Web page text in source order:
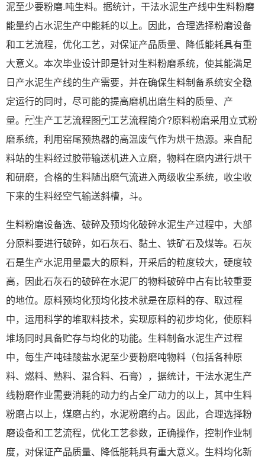
泥至少要粉磨.吨生料。据统计，干法水泥生产线中生料粉磨
能量约占水泥生产中能耗的以上。因此，合理选择粉磨设备
和工艺流程，优化工艺，对保证产品质量、降低能耗具有重
大意义。本次毕业设计即是针对生料粉磨系统，使其能满足
日产水泥生产线的生产需要，并在确保生料制备系统安全稳
定运行的同时，尽可能的提高磨机出磨生料的质量、产
量。 生产工艺流程图 工艺流程简介?原料粉磨采用立式粉
磨系统，利用窑尾预热器的高温废气作为烘干热源。来自配
料站的生料经过胶带输送机进入立磨，物料在磨内进行烘干
和研磨，合格的生料随出磨气流进入两级收尘系统，收尘收
下来的生料经空气输送斜槽，斗。
生料粉磨设备选、破碎及预均化破碎水泥生产过程中，大部
分原料要进行破碎，如石灰石、黏土、铁矿石及煤等。石灰
石是生产水泥用量最大的原料，开采后的粒度较大，硬度较
高，因此石灰石的破碎在水泥厂的物料破碎中占有比较重要
的地位。原料预均化预均化技术就是在原料的存、取过程
中，运用科学的堆取料技术，实现原料的初步均化，使原料
堆场同时具备贮存与均化的功能。生料制备水泥生产过程
中，每生产吨硅酸盐水泥至少要粉磨吨物料（包括各种原
料、燃料、熟料、混合料、石膏），据统计，干法水泥生产
线粉磨作业需要消耗的动力约占全厂动力的以上，其中生料
粉磨占以上，煤磨占约，水泥粉磨约占。因此，合理选择粉
磨设备和工艺流程，优化工艺参数，正确操作，控制作业制
度，对保证产品质量、降低能耗具有重大意义。生料均化新